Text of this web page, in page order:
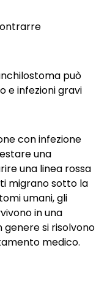
può
e infezioni gravi
con infezione
una
una linea rossa
migrano sotto la
umani, gli
in una
genere si risolvono
medico.